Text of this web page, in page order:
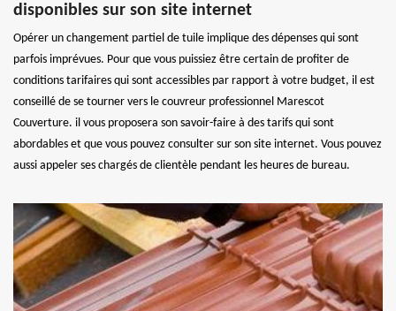
disponibles sur son site internet
Opérer un changement partiel de tuile implique des dépenses qui sont
parfois imprévues. Pour que vous puissiez être certain de profiter de
conditions tarifaires qui sont accessibles par rapport à votre budget, il est
conseillé de se tourner vers le couvreur professionnel Marescot
Couverture. il vous proposera son savoir-faire à des tarifs qui sont
abordables et que vous pouvez consulter sur son site internet. Vous pouvez
aussi appeler ses chargés de clientèle pendant les heures de bureau.